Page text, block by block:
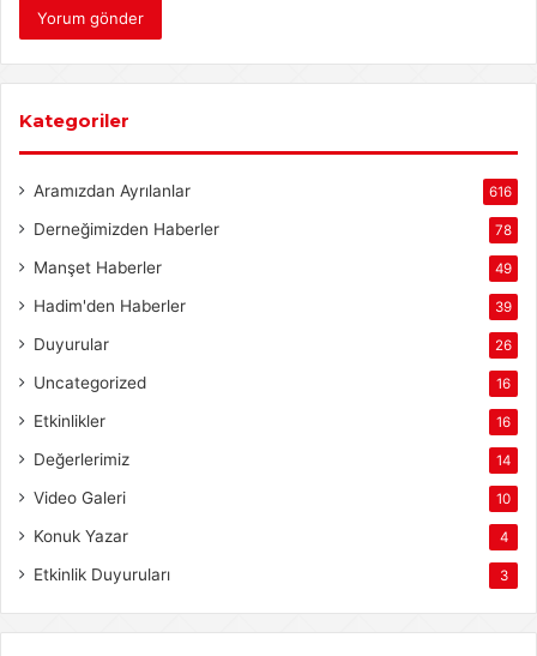
Kategoriler
Aramızdan Ayrılanlar 616
Derneğimizden Haberler 78
Manşet Haberler 49
Hadim'den Haberler 39
Duyurular 26
Uncategorized 16
Etkinlikler 16
Değerlerimiz 14
Video Galeri 10
Konuk Yazar 4
Etkinlik Duyuruları 3